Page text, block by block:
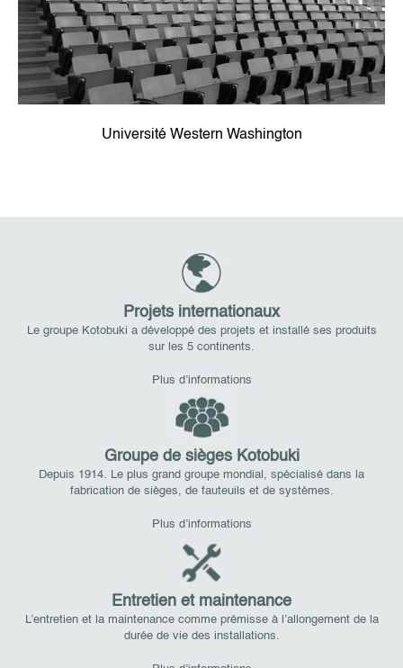
Université Western Washington
Projets internationaux
Le groupe Kotobuki a développé des projets et installé ses produits
sur les 5 continents.
Plus d’informations
Groupe de sièges Kotobuki
Depuis 1914. Le plus grand groupe mondial, spécialisé dans la
fabrication de sièges, de fauteuils et de systèmes.
Plus d’informations
Entretien et maintenance
L’entretien et la maintenance comme prémisse à l’allongement de la
durée de vie des installations.